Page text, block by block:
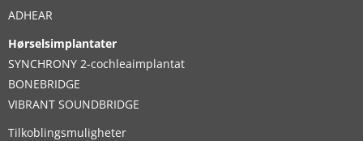
ADHEAR
Hørselsimplantater
SYNCHRONY 2-cochleaimplantat
BONEBRIDGE
VIBRANT SOUNDBRIDGE
Tilkoblingsmuligheter